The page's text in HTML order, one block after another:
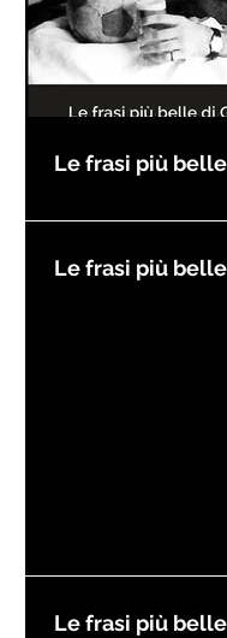
Le frasi più belle
Le frasi più
Le frasi più